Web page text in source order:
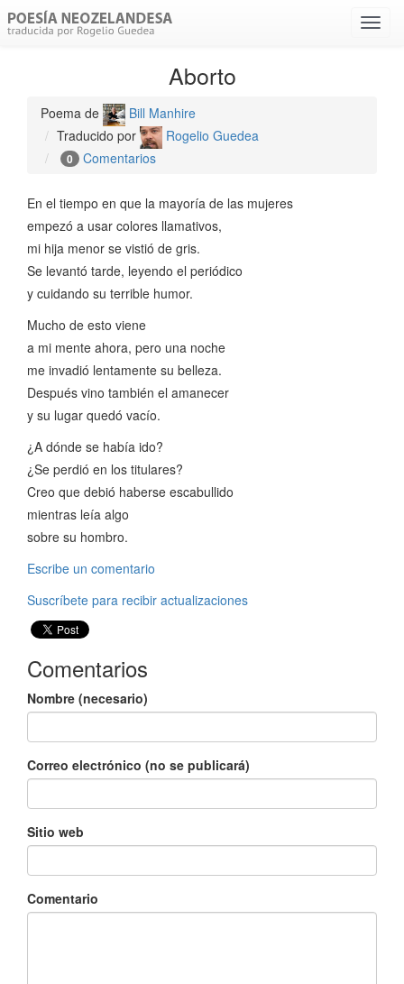
Menú
Aborto
Poema de
Bill Manhire
Traducido por
Rogelio Guedea
0 Comentarios
En el tiempo en que la mayoría de las mujeres
empezó a usar colores llamativos,
mi hija menor se vistió de gris.
Se levantó tarde, leyendo el periódico
y cuidando su terrible humor.
Mucho de esto viene
a mi mente ahora, pero una noche
me invadió lentamente su belleza.
Después vino también el amanecer
y su lugar quedó vacío.
¿A dónde se había ido?
¿Se perdió en los titulares?
Creo que debió haberse escabullido
mientras leía algo
sobre su hombro.
Escribe un comentario
Suscríbete para recibir actualizaciones
Comentarios
Nombre (necesario)
Correo electrónico (no se publicará)
Sitio web
Comentario